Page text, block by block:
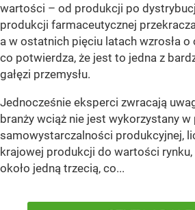
wartości – od produkcji po
produkcji farmaceutycznej
a w ostatnich pięciu latach wzrosła o
co potwierdza, że jest to jedna z
gałęzi przemysłu.
Jednocześnie eksperci zwracają
branży wciąż nie jest wykorzystany w
samowystarczalności produkcyjnej,
krajowej produkcji do wartości
około jedną trzecią, co...